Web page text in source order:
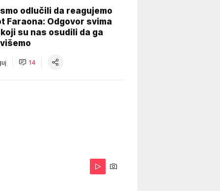
odlučili da reagujemo
Faraona: Odgovor svima
su nas osudili da ga
14